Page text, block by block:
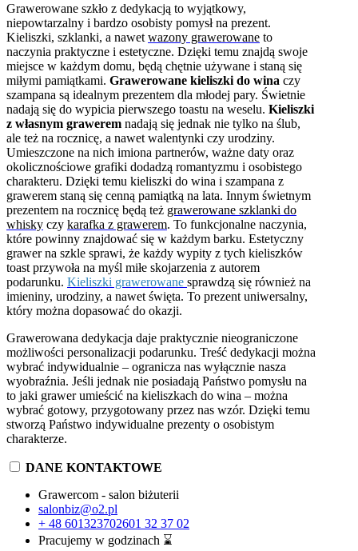
Grawerowane szkło z dedykacją to wyjątkowy,
niepowtarzalny i bardzo osobisty pomysł na prezent.
Kieliszki, szklanki, a nawet wazony grawerowane to
naczynia praktyczne i estetyczne. Dzięki temu znajdą swoje
miejsce w każdym domu, będą chętnie używane i staną się
miłymi pamiątkami. Grawerowane kieliszki do wina czy
szampana są idealnym prezentem dla młodej pary. Świetnie
nadają się do wypicia pierwszego toastu na weselu. Kieliszki
z własnym grawerem nadają się jednak nie tylko na ślub,
ale też na rocznicę, a nawet walentynki czy urodziny.
Umieszczone na nich imiona partnerów, ważne daty oraz
okolicznościowe grafiki dodadzą romantyzmu i osobistego
charakteru. Dzięki temu kieliszki do wina i szampana z
grawerem staną się cenną pamiątką na lata. Innym świetnym
prezentem na rocznicę będą też grawerowane szklanki do
whisky czy karafka z grawerem. To funkcjonalne naczynia,
które powinny znajdować się w każdym barku. Estetyczny
grawer na szkle sprawi, że każdy wypity z tych kieliszków
toast przywoła na myśl miłe skojarzenia z autorem
podarunku. Kieliszki grawerowane sprawdzą się również na
imieniny, urodziny, a nawet święta. To prezent uniwersalny,
który można dopasować do okazji.
Grawerowana dedykacja daje praktycznie nieograniczone
możliwości personalizacji podarunku. Treść dedykacji można
wybrać indywidualnie – ogranicza nas wyłącznie nasza
wyobraźnia. Jeśli jednak nie posiadają Państwo pomysłu na
to jaki grawer umieścić na kieliszkach do wina – można
wybrać gotowy, przygotowany przez nas wzór. Dzięki temu
stworzą Państwo indywidualne prezenty o osobistym
charakterze.
DANE KONTAKTOWE
Grawercom - salon biżuterii
salonbiz@o2.pl
+ 48 601323702601 32 37 02
Pracujemy w godzinach ⌛